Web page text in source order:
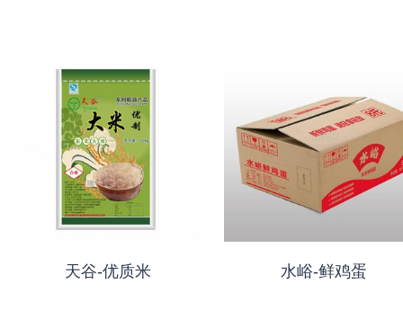
天谷-优质米 水峪-鲜鸡蛋